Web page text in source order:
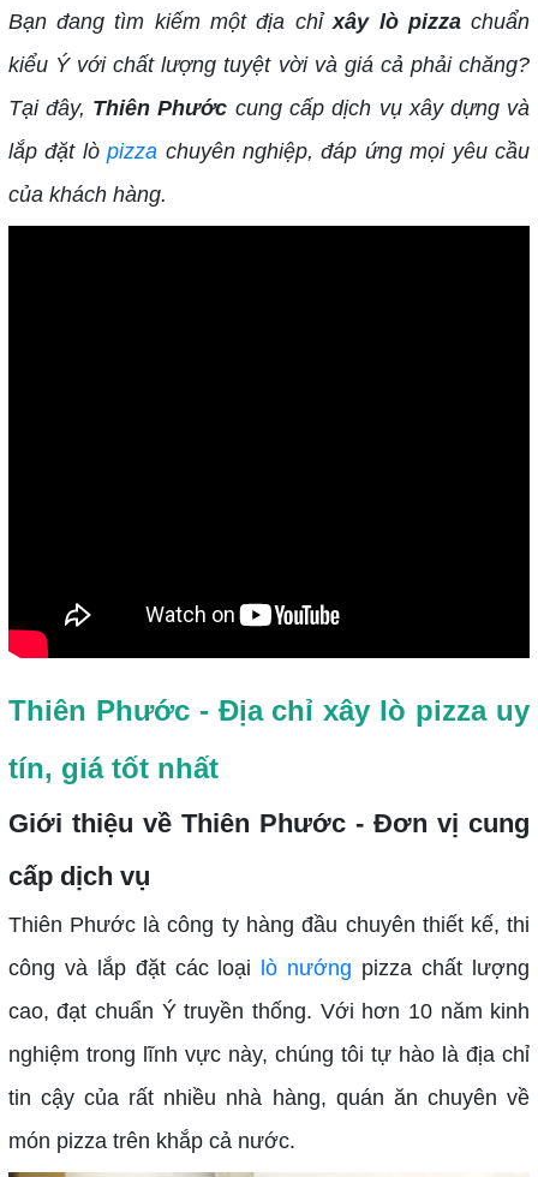
Bạn đang tìm kiếm một địa chỉxây lò pizzachuẩn
kiểu Ý với chất lượng tuyệt vời và giá cả phải chăng?
Tại đây, Thiên Phước cung cấp dịch vụ xây dựng và
lắp đặt lòpizza chuyên nghiệp, đáp ứng mọi yêu cầu
của khách hàng.
Thiên Phước - Địa chỉ xây lò pizza uy
tín, giá tốt nhất
Giới thiệu về Thiên Phước - Đơn vị cung
cấp dịch vụ
Thiên Phước là công ty hàng đầu chuyên thiết kế, thi
công và lắp đặt các loại
lò nướng pizza chất lượng
cao, đạt chuẩn Ý truyền thống. Với hơn 10 năm kinh
nghiệm trong lĩnh vực này, chúng tôi tự hào là địa chỉ
tin cậy của rất nhiều nhà hàng, quán ăn chuyên về
món pizza trên khắp cả nước.